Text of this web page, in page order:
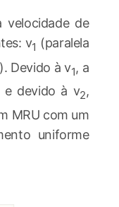
velocidade de
v1 (paralela
). Devido à v1, a
e devido à v2,
MRU com um
uniforme